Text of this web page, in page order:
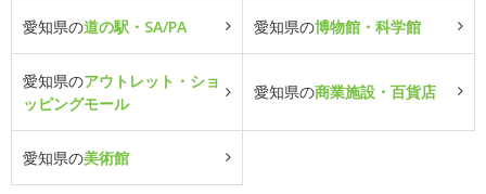
愛知県の道の駅・SA/PA 愛知県の博物館・科学館
愛知県のアウトレット・ショ
ッピングモール
愛知県の商業施設・百貨店
愛知県の美術館